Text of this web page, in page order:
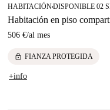
HABITACIÓN■DISPONIBLE 02
Habitación en piso
506 €/al mes
lock FIANZA PROTEGIDA
+info